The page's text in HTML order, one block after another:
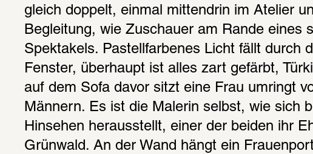
gleich doppelt, einmal mittendrin im Atelier
Begleitung, wie Zuschauer am Rande eines
Spektakels. Pastellfarbenes Licht fällt durch
Fenster, überhaupt ist alles zart gefärbt,
auf dem Sofa davor sitzt eine Frau umringt
Männern. Es ist die Malerin selbst, wie sich
Hinsehen herausstellt, einer der beiden ihr
Grünwald. An der Wand hängt ein